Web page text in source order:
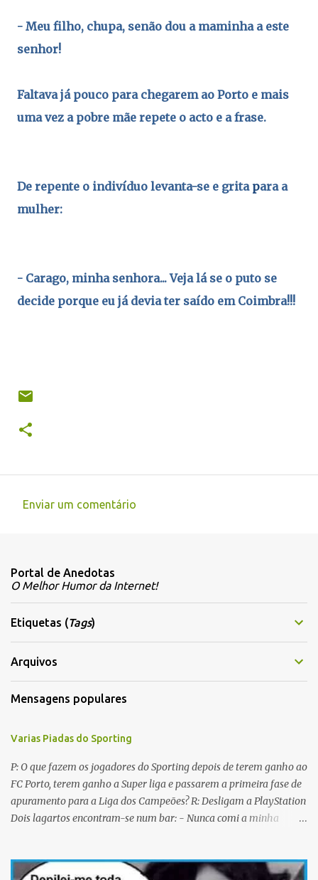
- Meu filho, chupa, senão dou a maminha a este
senhor!
Faltava já pouco para chegarem ao Porto e mais
uma vez a pobre mãe repete o acto e a frase.
De repente o indivíduo levanta-se e gritapara a
mulher:
- Carago, minha senhora... Veja lá se o puto se
decide porque eu já devia ter saído em Coimbra!!!
e
n
t
á
r
i
o
Enviar um comentário
Portal de Anedotas
O Melhor Humor da Internet!
Etiquetas (Tags)
Arquivos
Mensagens populares
Varias Piadas do Sporting
P: O que fazem os jogadores do Sporting depois de terem ganho ao
FC Porto, terem ganho a Super liga e passarem a primeira fase de
apuramento para a Liga dos Campeões? R: Desligam a PlayStation
Dois lagartos encontram-se num bar: - Nunca comi a minha
com as caras dos jogadores do Sporting a propósito do centenário.